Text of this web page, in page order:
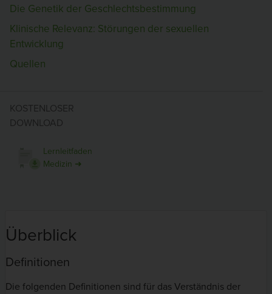
Die Genetik der Geschlechtsbestimmung
Klinische Relevanz: Störungen der sexuellen
Entwicklung
Quellen
KOSTENLOSER
DOWNLOAD
Lernleitfaden
Medizin ➜
Überblick
Definitionen
Die folgenden Definitionen sind für das Verständnis der